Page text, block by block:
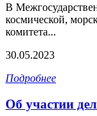
В
космической,
комитета...
30.05.2023
Подробнее
Об участии